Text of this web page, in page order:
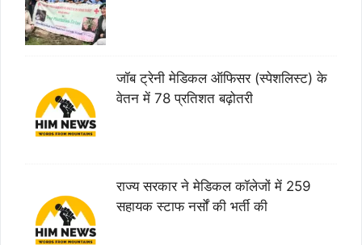
जॉब ट्रेनी मेडिकल ऑफिसर (स्पेशलिस्ट) के
वेतन में 78 प्रतिशत बढ़ोतरी
राज्य सरकार ने मेडिकल कॉलेजों में 259
सहायक स्टाफ नर्सों की भर्ती की